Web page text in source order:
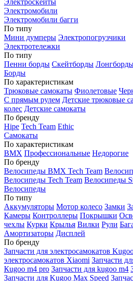
Электроскейты
Электромобили
Электромобили багги
По типу
Мини думперы Электропогрузчики
Электротележки
По типу
Пенни борды Скейтборды
Борды
По характеристикам
Трюковые самокаты Фиолетовые
С прямым рулем Детские трюковые
колес Детские самокаты
По бренду
Hipe Tech Team Ethic
Самокаты
По характеристикам
BMX Профессиональные Недорогие
По бренду
Велосипеды BMX Tech Team
Велосипеды Tech Team Велосипеды
Велосипеды
По типу
Аккумуляторы Мотор колесо Замки
Камеры Контроллеры Покрышки
чехлы Курки Крылья Вилки Рули
Амортизаторы Дисплей
По бренду
Запчасти для электросамокатов
электросамокатов Xiaomi Запчасти
Кugoo m4 pro Запчасти для kugoo m4
Запчасти для Kugoo Max Speed